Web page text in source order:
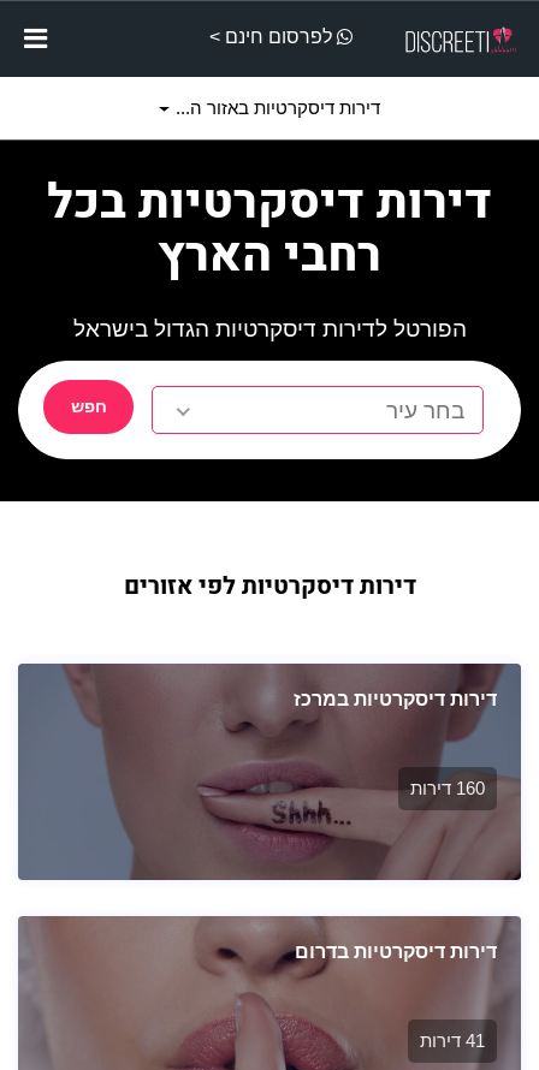
לפרסום חינם >
דירות דיסקרטיות באזור ה...
דירות דיסקרטיות בכל
רחבי הארץ
הפורטל לדירות דיסקרטיות הגדול בישראל
בחר עיר חפש
דירות דיסקרטיות לפי אזורים
דירות דיסקרטיות במרכז
160 דירות
דירות דיסקרטיות בדרום
41 דירות